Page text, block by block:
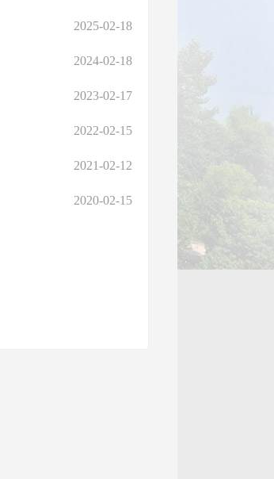
2025-02-18
2024-02-18
2023-02-17
2022-02-15
2021-02-12
2020-02-15